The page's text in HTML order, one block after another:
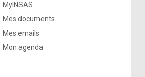
MyINSAS
Mes documents
Mes emails
Mon agenda